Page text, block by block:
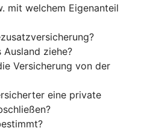
mit welchem Eigenanteil
ziehe?
Versicherung von der
eine private